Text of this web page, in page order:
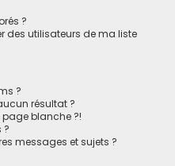
?
des utilisateurs de ma liste
?
résultat ?
blanche ?!
?
messages et sujets ?